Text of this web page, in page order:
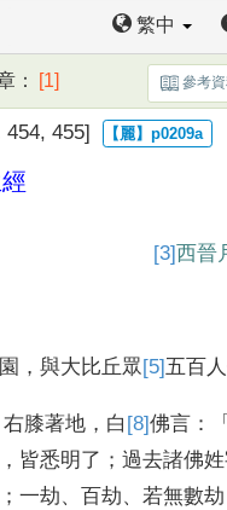
繁中
： [1] 參考
454, 455]
[3] 西晉
， 與大比丘眾[5]五 百
右膝著地 ， 白 [8]佛言 ：「
， 皆悉明了 ； 過去諸佛
； 一劫、 百劫、 若無數劫